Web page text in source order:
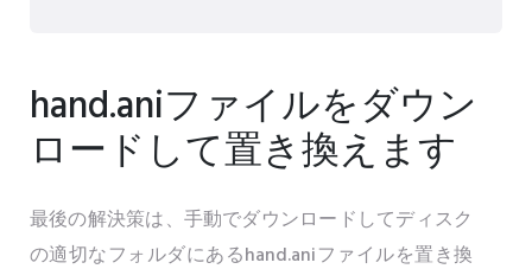
hand.aniファイルをダウン
ロードして置き換えます
最後の解決策は、手動でダウンロードしてディスク
の適切なフォルダにあるhand.aniファイルを置き換